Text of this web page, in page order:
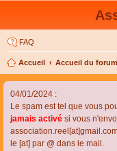
FAQ
Accueil Accueil du forum
04/01/2024 :
Le spam est tel que vous
jamais activé si vous
le [at] par @ dans le mail.